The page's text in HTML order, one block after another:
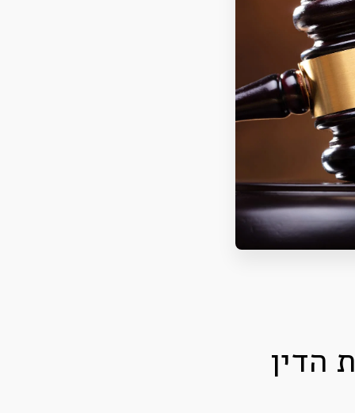
הדין